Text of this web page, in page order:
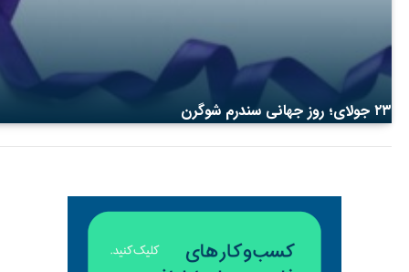
۲۳ جولای؛ روز جهانی سندرم شوگرن